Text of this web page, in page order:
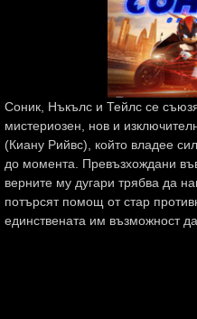
Соник, Нъкълс и Тейлс се
мистериозен, нов и
(Киану Рийвс), който владее
до момента. Превъзхождани
верните му дугари трябва да
потърсят помощ от стар
единствената им възможност